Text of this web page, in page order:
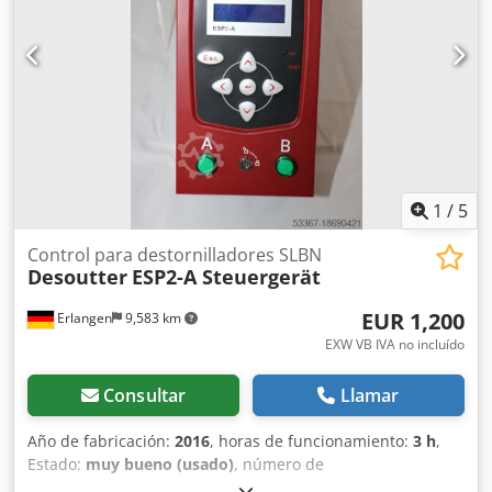
1 / 5
Erlangen 9,583 km
Control para destornilladores SLBN
Desoutter ESP2-A Steuergerät
EUR 1,200
EXW VB IVA no incluído
Consultar Llamar
Año de fabricación: 2016, horas de funcionamiento: 3 h,
Estado: muy bueno (usado), número de
6159327080